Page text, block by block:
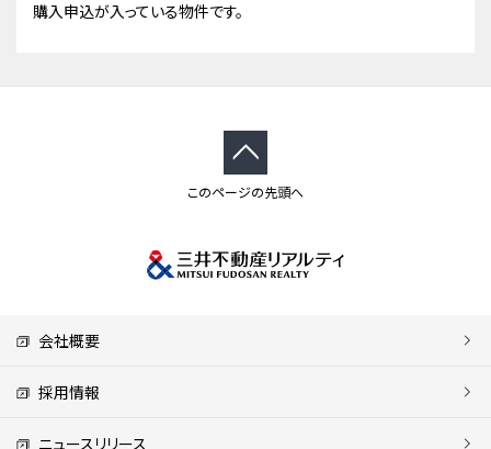
購入申込が入っている物件です。
このページの先頭へ
会社概要
採用情報
ニュースリリース